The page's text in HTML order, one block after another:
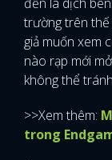
trường trên thế
giả muốn xem
nào rạp mới
không thể
>>Xem thêm:
trong